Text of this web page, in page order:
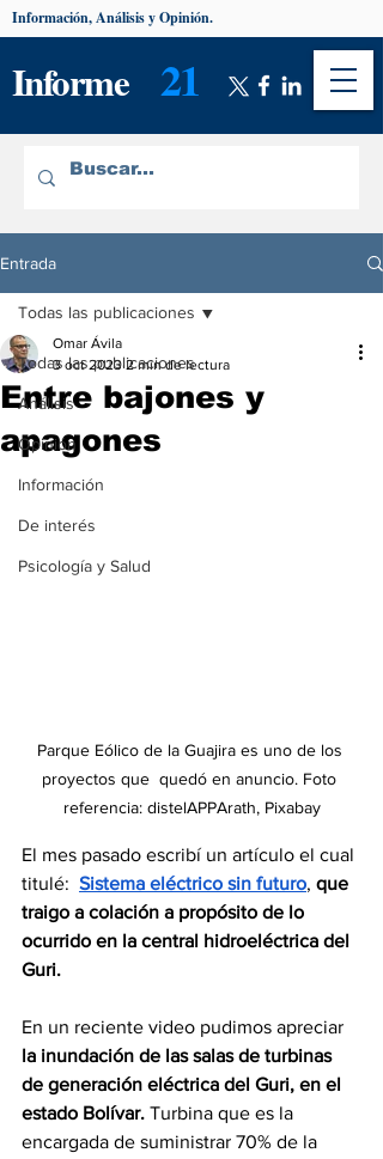
Informe 21
Información, Análisis y Opinión.
Entrada
Todas las publicaciones
Análisis
Opinión
Información
De interés
Psicología y Salud
Todas las publicaciones
Entre bajones y
apagones
Omar Ávila
3 oct 2023 2 min de lectura
Parque Eólico de la Guajira es uno de los
proyectos que  quedó en anuncio. Foto
referencia: distelAPPArath, Pixabay
El mes pasado escribí un artículo el cual
titulé: Sistema eléctrico sin futuro, que
traigo a colación a propósito de lo
ocurrido en la central hidroeléctrica del
Guri.
En un reciente video pudimos apreciar
la inundación de las salas de turbinas
de generación eléctrica del Guri, en el
estado Bolívar. Turbina que es la
encargada de suministrar 70% de la